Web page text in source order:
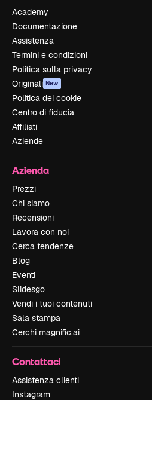
Academy
Documentazione
Assistenza
Termini e condizioni
Politica sulla privacy
Originali New
Politica dei cookie
Centro di fiducia
Affiliati
Aziende
Azienda
Prezzi
Chi siamo
Recensioni
Lavora con noi
Cerca tendenze
Blog
Eventi
Slidesgo
Vendi i tuoi contenuti
Sala stampa
Cerchi magnific.ai
Contattaci
Assistenza clienti
Instagram